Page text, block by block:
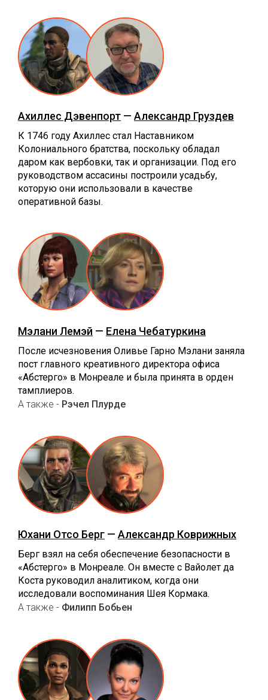
Ахиллес Дэвенпорт — Александр Груздев
К 1746 году Ахиллес стал Наставником
Колониального братства, поскольку обладал
даром как вербовки, так и организации. Под его
руководством ассасины построили усадьбу,
которую они использовали в качестве
оперативной базы.
Мэлани Лемэй — Елена Чебатуркина
После исчезновения Оливье Гарно Мэлани заняла
пост главного креативного директора офиса
«Абстерго» в Монреале и была принята в орден
тамплиеров.
А также - Рэчел Плурде
Юхани Отсо Берг — Александр Коврижных
Берг взял на себя обеспечение безопасности в
«Абстерго» в Монреале. Он вместе с Вайолет да
Коста руководил аналитиком, когда они
исследовали воспоминания Шея Кормака.
А также - Филипп Бобьен